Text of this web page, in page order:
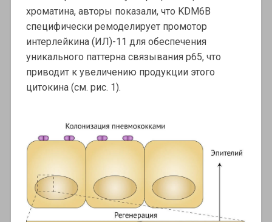
хроматина, авторы показали, что KDM6B
специфически ремоделирует промотор
интерлейкина (ИЛ)-11 для обеспечения
уникального паттерна связывания p65, что
приводит к увеличению продукции этого
цитокина (см. рис. 1).